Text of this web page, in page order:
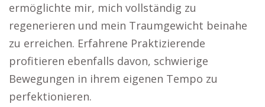
ermöglichte mir, mich vollständig zu
regenerieren und mein Traumgewicht beinahe
zu erreichen. Erfahrene Praktizierende
profitieren ebenfalls davon, schwierige
Bewegungen in ihrem eigenen Tempo zu
perfektionieren.